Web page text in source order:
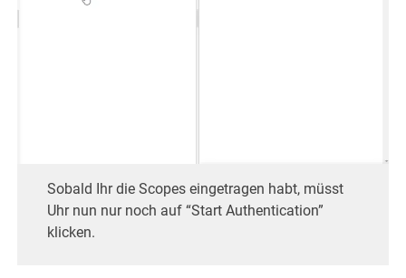
Sobald Ihr die Scopes eingetragen habt, müsst
Uhr nun nur noch auf “Start Authentication”
klicken.